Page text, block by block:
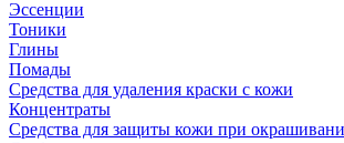
Эссенции
Тоники
Глины
Помады
Средства для удаления краски с кожи
Концентраты
Средства для защиты кожи при